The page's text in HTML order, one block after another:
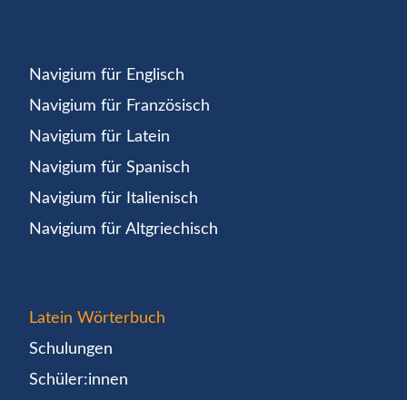
Navigium für Englisch
Navigium für Französisch
Navigium für Latein
Navigium für Spanisch
Navigium für Italienisch
Navigium für Altgriechisch
Latein Wörterbuch
Schulungen
Schüler:innen